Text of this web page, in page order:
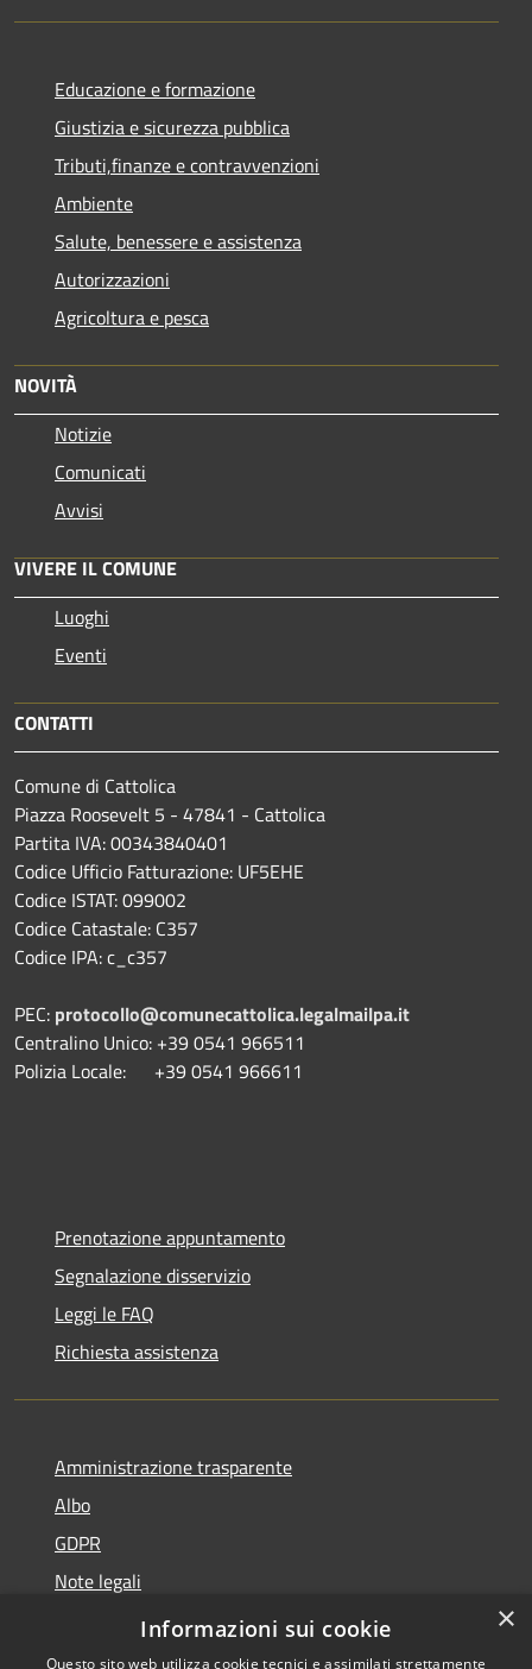
Educazione e formazione
Giustizia e sicurezza pubblica
Tributi,finanze e contravvenzioni
Ambiente
Salute, benessere e assistenza
Autorizzazioni
Agricoltura e pesca
NOVITÀ
Notizie
Comunicati
Avvisi
VIVERE IL COMUNE
Luoghi
Eventi
CONTATTI
Comune di Cattolica
Piazza Roosevelt 5 - 47841 - Cattolica
Partita IVA: 00343840401
Codice Ufficio Fatturazione: UF5EHE
Codice ISTAT: 099002
Codice Catastale: C357
Codice IPA: c_c357
PEC: protocollo@comunecattolica.legalmailpa.it
Centralino Unico: +39 0541 966511
Polizia Locale: +39 0541 966611
Prenotazione appuntamento
Segnalazione disservizio
Leggi le FAQ
Richiesta assistenza
Amministrazione trasparente
Albo
GDPR
Note legali
Dichiarazione di accessibilità
×
Informazioni sui cookie
Questo sito web utilizza cookie tecnici e assimilati strettamente